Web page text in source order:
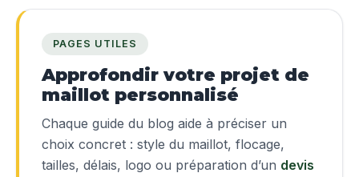
PAGES UTILES
Approfondir votre projet de
maillot personnalisé
Chaque guide du blog aide à préciser un
choix concret : style du maillot, flocage,
tailles, délais, logo ou préparation d’un devis